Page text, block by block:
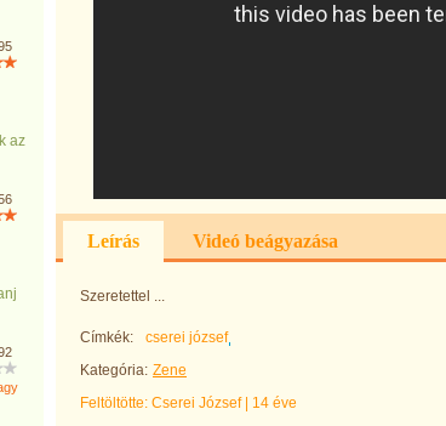
az
Leírás Videó beágyazása
Szeretettel ...
Címkék:
cserei józsef
Kategória: Zene
Feltöltötte: Cserei József| 14 éve